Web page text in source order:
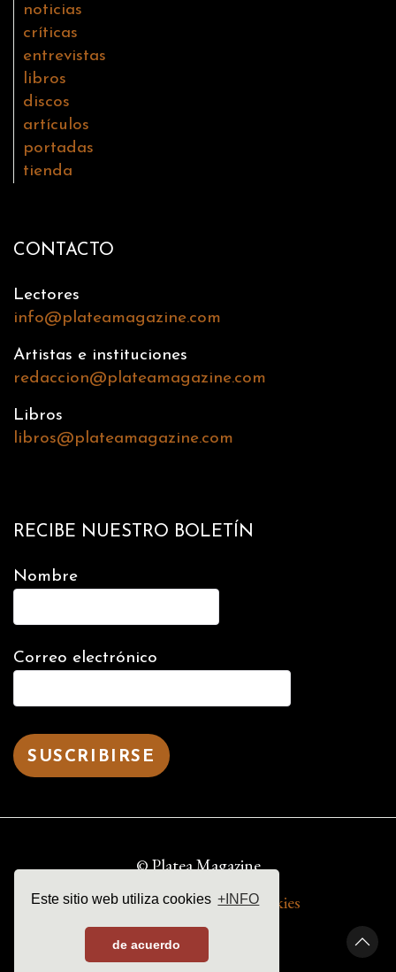
Este sitio web utiliza cookies +INFO
de acuerdo
noticias
críticas
entrevistas
libros
discos
artículos
portadas
tienda
CONTACTO
Lectores
info@plateamagazine.com
Artistas e instituciones
redaccion@plateamagazine.com
Libros
libros@plateamagazine.com
RECIBE NUESTRO BOLETÍN
Nombre
Correo electrónico
© Platea Magazine
aviso legal | política de cookies